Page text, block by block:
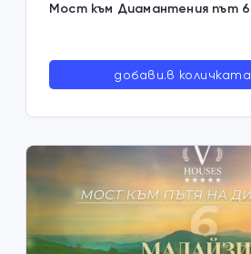
Мост към Диамантения път 6
добави.в количката